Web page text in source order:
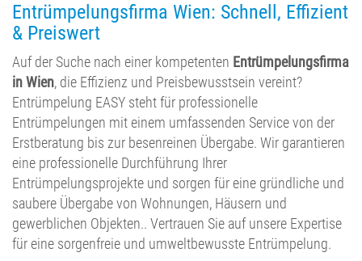
Entrümpelungsfirma Wien: Schnell, Effizient
& Preiswert
Auf der Suche nach einer kompetenten Entrümpelungsfirma
in Wien, die Effizienz und Preisbewusstsein vereint?
Entrümpelung EASY steht für professionelle
Entrümpelungen mit einem umfassenden Service von der
Erstberatung bis zur besenreinen Übergabe. Wir garantieren
eine professionelle Durchführung Ihrer
Entrümpelungsprojekte und sorgen für eine gründliche und
saubere Übergabe von Wohnungen, Häusern und
gewerblichen Objekten.. Vertrauen Sie auf unsere Expertise
für eine sorgenfreie und umweltbewusste Entrümpelung.